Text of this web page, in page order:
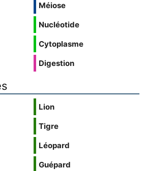
Méiose
Nucléotide
Cytoplasme
Digestion
Lion
Tigre
Léopard
Guépard